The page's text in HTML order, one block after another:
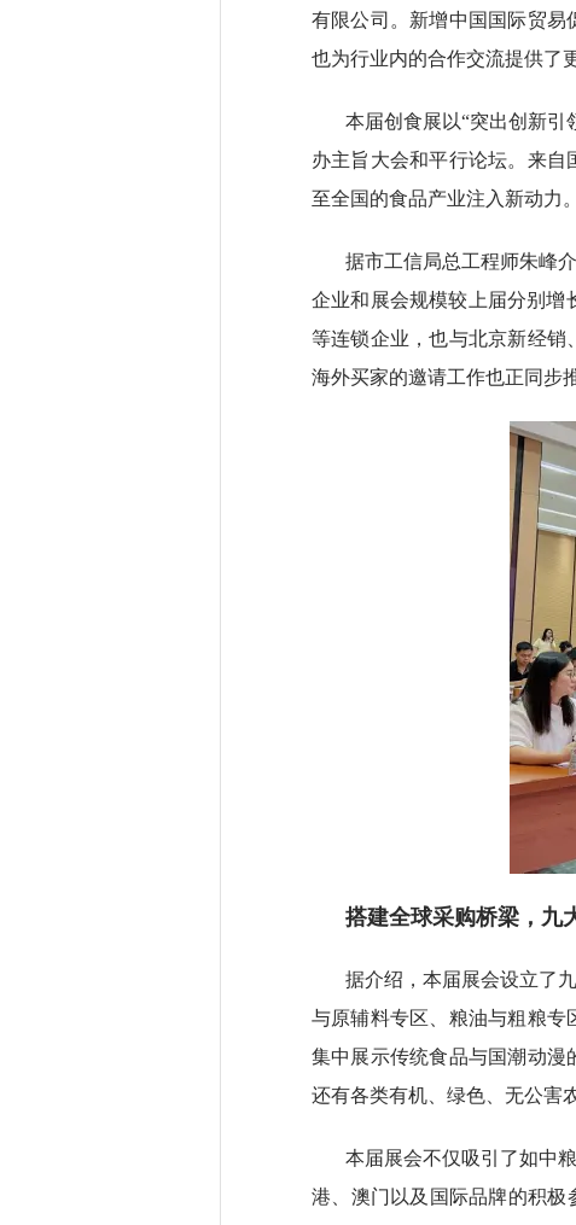
有限公司。新增中国国际贸易
也为行业内的合作交流提供了
本届创食展以“突出创新
办主旨大会和平行论坛。来
至全国的食品产业注入新动力
据市工信局总工程师朱峰
企业和展会规模较上届分别增
等连锁企业，也与北京新经销
海外买家的邀请工作也正同步
搭建全球采购桥梁，九
据介绍，本届展会设立了
与原辅料专区、粮油与粗粮专
集中展示传统食品与国潮动漫
还有各类有机、绿色、无公害
本届展会不仅吸引了如中
港、澳门以及国际品牌的积极